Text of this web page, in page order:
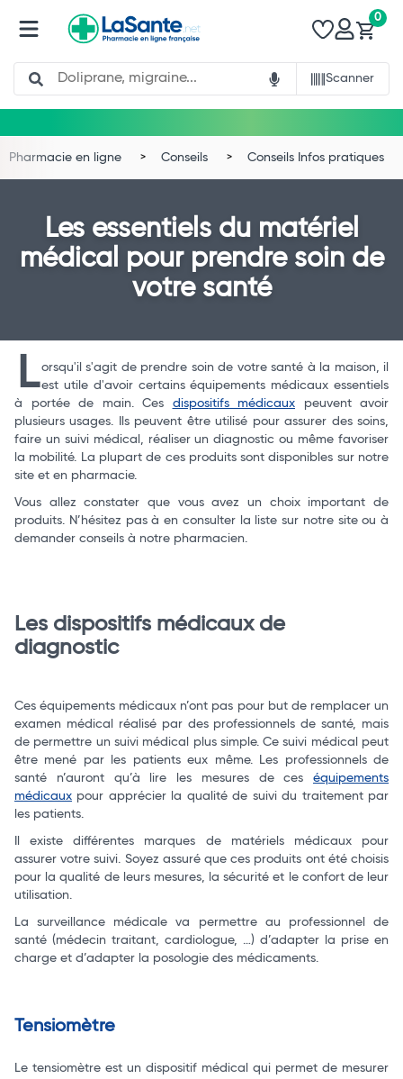
Search
Scanner
0
Total
Commander
Pharmacie en ligne Conseils Conseils Infos pratiques
Les essentiels du matériel
médical pour prendre soin de
votre santé
L orsqu'il s'agit de prendre soin de votre santé à la maison, il
est utile d'avoir certains équipements médicaux essentiels
à portée de main. Ces dispositifs médicaux peuvent avoir
plusieurs usages. Ils peuvent être utilisé pour assurer des soins,
faire un suivi médical, réaliser un diagnostic ou même favoriser
la mobilité. La plupart de ces produits sont disponibles sur notre
site et en pharmacie.
Vous allez constater que vous avez un choix important de
produits. N’hésitez pas à en consulter la liste sur notre site ou à
demander conseils à notre pharmacien.
Les dispositifs médicaux de
diagnostic
Ces équipements médicaux n’ont pas pour but de remplacer un
examen médical réalisé par des professionnels de santé, mais
de permettre un suivi médical plus simple. Ce suivi médical peut
être mené par les patients eux même. Les professionnels de
santé n’auront qu’à lire les mesures de ces équipements
médicaux pour apprécier la qualité de suivi du traitement par
les patients.
Il existe différentes marques de matériels médicaux pour
assurer votre suivi. Soyez assuré que ces produits ont été choisis
pour la qualité de leurs mesures, la sécurité et le confort de leur
utilisation.
La surveillance médicale va permettre au professionnel de
santé (médecin traitant, cardiologue, …) d’adapter la prise en
charge et d’adapter la posologie des médicaments.
Tensiomètre
Le tensiomètre est un dispositif médical qui permet de mesurer